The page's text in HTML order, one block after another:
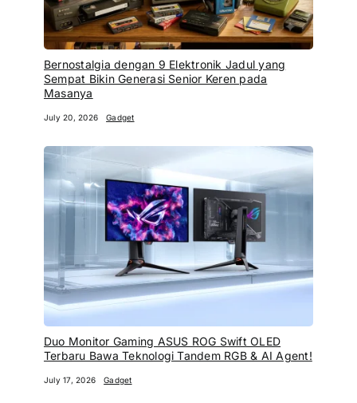
Bernostalgia dengan 9 Elektronik Jadul yang
Sempat Bikin Generasi Senior Keren pada
Masanya
July 20, 2026 Gadget
Duo Monitor Gaming ASUS ROG Swift OLED
Terbaru Bawa Teknologi Tandem RGB & AI Agent!
July 17, 2026 Gadget